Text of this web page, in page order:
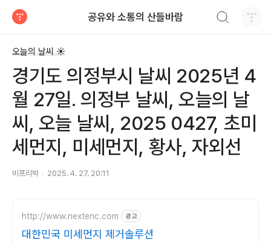
공유와 소통의 산들바람
오늘의 날씨 ☀
경기도 의정부시 날씨 2025년 4
월 27일. 의정부 날씨, 오늘의 날
씨, 오늘 날씨, 2025 0427, 초미
세먼지, 미세먼지, 황사, 자외선
비프리박 2025. 4. 27. 20:11
http://www.nextenc.com 광고
대한민국 미세먼지 제거솔루션